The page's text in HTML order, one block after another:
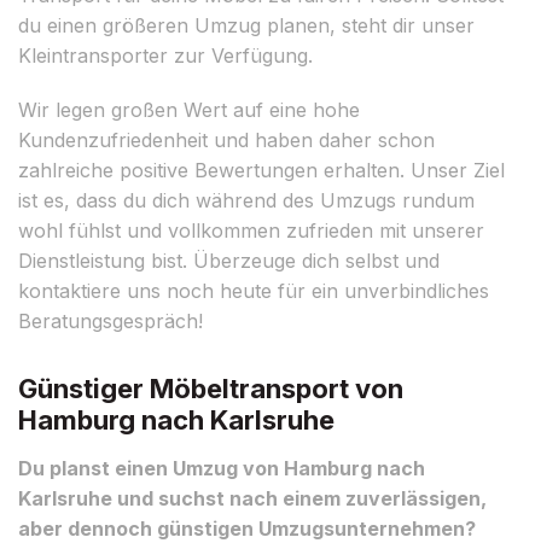
du einen größeren Umzug planen, steht dir unser
Kleintransporter zur Verfügung.
Wir legen großen Wert auf eine hohe
Kundenzufriedenheit und haben daher schon
zahlreiche positive Bewertungen erhalten. Unser Ziel
ist es, dass du dich während des Umzugs rundum
wohl fühlst und vollkommen zufrieden mit unserer
Dienstleistung bist. Überzeuge dich selbst und
kontaktiere uns noch heute für ein unverbindliches
Beratungsgespräch!
Günstiger Möbeltransport von
Hamburg nach Karlsruhe
Du planst einen Umzug von Hamburg nach
Karlsruhe und suchst nach einem zuverlässigen,
aber dennoch günstigen Umzugsunternehmen?